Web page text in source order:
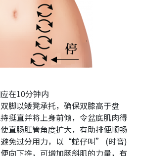
在10分钟内
脚以矮凳承托，确保双膝高于盘
挺直并将上身前倾，令盆底肌肉得
直肠肛管角度扩大，有助排便顺畅
免过分用力，以“蛇仔叫” (时音)
向下推，可增加肠斜肌的力量，有